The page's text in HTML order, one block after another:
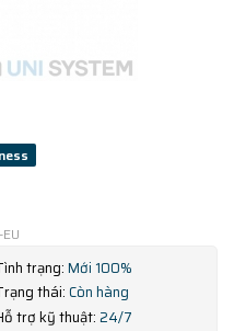
trạng:Mới 100%
thái:Còn hàng
trợ kỹ thuật:24/7